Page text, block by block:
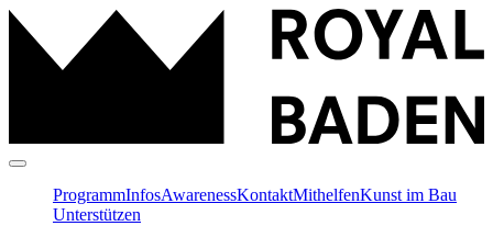
ProgrammInfosAwarenessKontaktMithelfenKunst im Bau
Unterstützen